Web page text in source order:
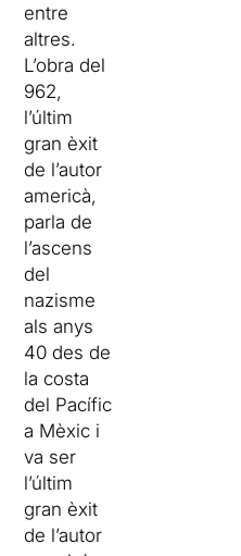
entre
altres.
L’obra del
962,
l’últim
gran èxit
de l’autor
americà,
parla de
l’ascens
del
nazisme
als anys
40 des de
la costa
del Pacífic
a Mèxic i
va ser
l’últim
gran èxit
de l’autor